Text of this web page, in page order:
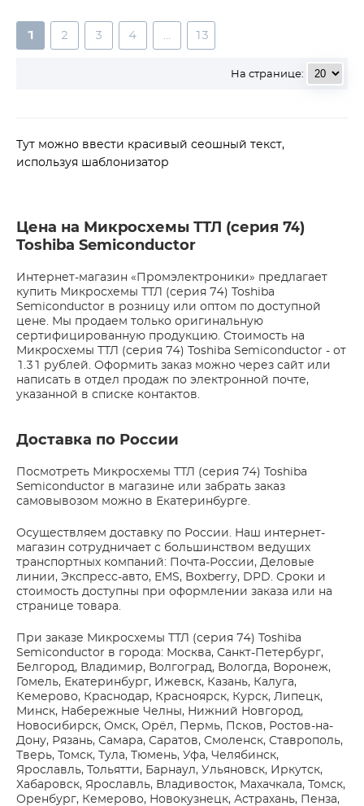
1 2 3 4 ... 13
На странице:
Тут можно ввести красивый сеошный текст,
используя шаблонизатор
Цена на Микросхемы ТТЛ (серия 74)
Toshiba Semiconductor
Интернет-магазин «Промэлектроники» предлагает
купить Микросхемы ТТЛ (серия 74) Toshiba
Semiconductor в розницу или оптом по доступной
цене. Мы продаем только оригинальную
сертифицированную продукцию. Стоимость на
Микросхемы ТТЛ (серия 74) Toshiba Semiconductor - от
1.31 рублей. Оформить заказ можно через сайт или
написать в отдел продаж по электронной почте,
указанной в списке контактов.
Доставка по России
Посмотреть Микросхемы ТТЛ (серия 74) Toshiba
Semiconductor в магазине или забрать заказ
самовывозом можно в Екатеринбурге.
Осуществляем доставку по России. Наш интернет-
магазин сотрудничает с большинством ведущих
транспортных компаний: Почта-России, Деловые
линии, Экспресс-авто, EMS, Boxberry, DPD. Сроки и
стоимость доступны при оформлении заказа или на
странице товара.
При заказе Микросхемы ТТЛ (серия 74) Toshiba
Semiconductor в города: Москва, Санкт-Петербург,
Белгород, Владимир, Волгоград, Вологда, Воронеж,
Гомель, Екатеринбург, Ижевск, Казань, Калуга,
Кемерово, Краснодар, Красноярск, Курск, Липецк,
Минск, Набережные Челны, Нижний Новгород,
Новосибирск, Омск, Орёл, Пермь, Псков, Ростов-на-
Дону, Рязань, Самара, Саратов, Смоленск, Ставрополь,
Тверь, Томск, Тула, Тюмень, Уфа, Челябинск,
Ярославль, Тольятти, Барнаул, Ульяновск, Иркутск,
Хабаровск, Ярославль, Владивосток, Махачкала, Томск,
Оренбург, Кемерово, Новокузнецк, Астрахань, Пенза,